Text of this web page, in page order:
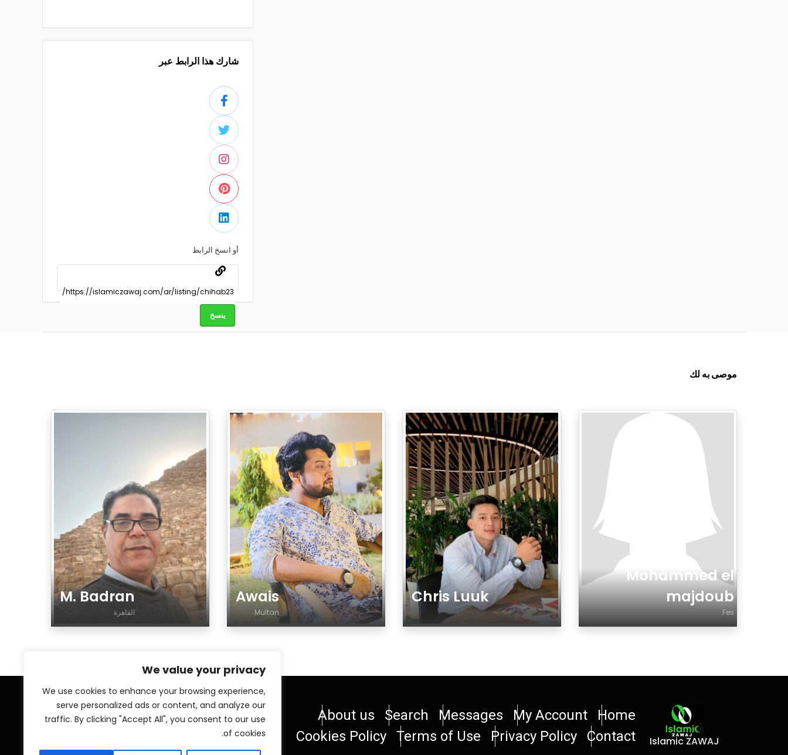
We value your privacy
We use cookies to enhance your browsing experience,
serve personalized ads or content, and analyze our
traffic. By clicking "Accept All", you consent to our use
of cookies.
شارك هذا الرابط عبر
أو انسخ الرابط
ينسخ
موصى به لك
Mohammed el
majdoub
Fes
Chris Luuk
Awais
Multan
M. Badran
القاهرة
Islamic ZAWAJ
Home
My Account
Messages
Search
About us
Contact
Privacy Policy
Terms of Use
Cookies Policy
Social Links